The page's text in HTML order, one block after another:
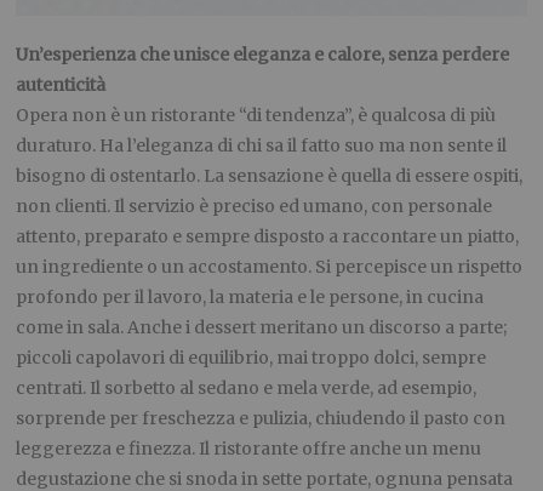
Un’esperienza che unisce eleganza e calore, senza perdere
autenticità
Opera non è un ristorante “di tendenza”, è qualcosa di più
duraturo. Ha l’eleganza di chi sa il fatto suo ma non sente il
bisogno di ostentarlo. La sensazione è quella di essere ospiti,
non clienti. Il servizio è preciso ed umano, con personale
attento, preparato e sempre disposto a raccontare un piatto,
un ingrediente o un accostamento. Si percepisce un rispetto
profondo per il lavoro, la materia e le persone, in cucina
come in sala. Anche i dessert meritano un discorso a parte;
piccoli capolavori di equilibrio, mai troppo dolci, sempre
centrati. Il sorbetto al sedano e mela verde, ad esempio,
sorprende per freschezza e pulizia, chiudendo il pasto con
leggerezza e finezza. Il ristorante offre anche un menu
degustazione che si snoda in sette portate, ognuna pensata